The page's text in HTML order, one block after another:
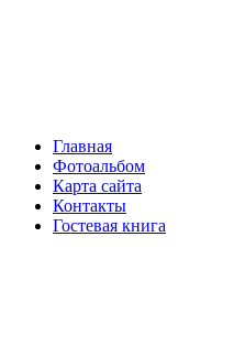
Главная
Фотоальбом
Карта сайта
Контакты
Гостевая книга